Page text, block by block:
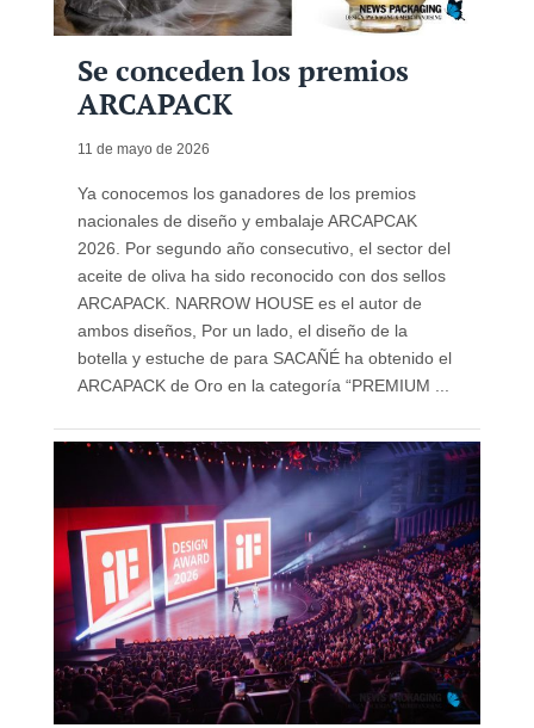
Se conceden los premios
ARCAPACK
11 de mayo de 2026
Ya conocemos los ganadores de los premios
nacionales de diseño y embalaje ARCAPCAK
2026. Por segundo año consecutivo, el sector del
aceite de oliva ha sido reconocido con dos sellos
ARCAPACK. NARROW HOUSE es el autor de
ambos diseños, Por un lado, el diseño de la
botella y estuche de para SACAÑÉ ha obtenido el
ARCAPACK de Oro en la categoría “PREMIUM ...